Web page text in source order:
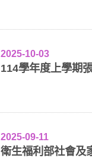
2025-10-03
114學年度上學期
2025-09-11
衛生福利部社會及